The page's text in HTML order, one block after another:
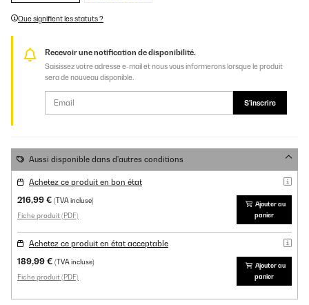
Que signifient les statuts ?
Recevoir une notification de disponibilité.
Saisissez votre adresse e-mail et nous vous informerons lorsque le produit
sera de nouveau disponible.
S'inscrire
Aussi disponible dans d'autres conditions
Achetez ce produit en bon état
216,99 € (TVA incluse)
Fiche produit (PDF)
Ajouter au
panier
Achetez ce produit en état acceptable
189,99 € (TVA incluse)
Fiche produit (PDF)
Ajouter au
panier